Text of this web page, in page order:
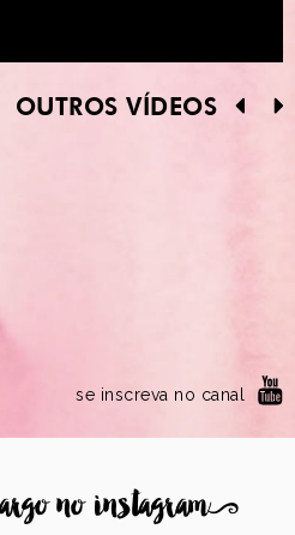
OUTROS VÍDEOS
se inscreva no canal
no instagram9